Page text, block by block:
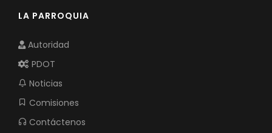
LA PARROQUIA
Autoridad
PDOT
Noticias
Comisiones
Contáctenos